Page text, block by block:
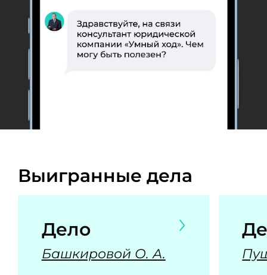
Выигранные дела
Дело
Башкировой О. А.